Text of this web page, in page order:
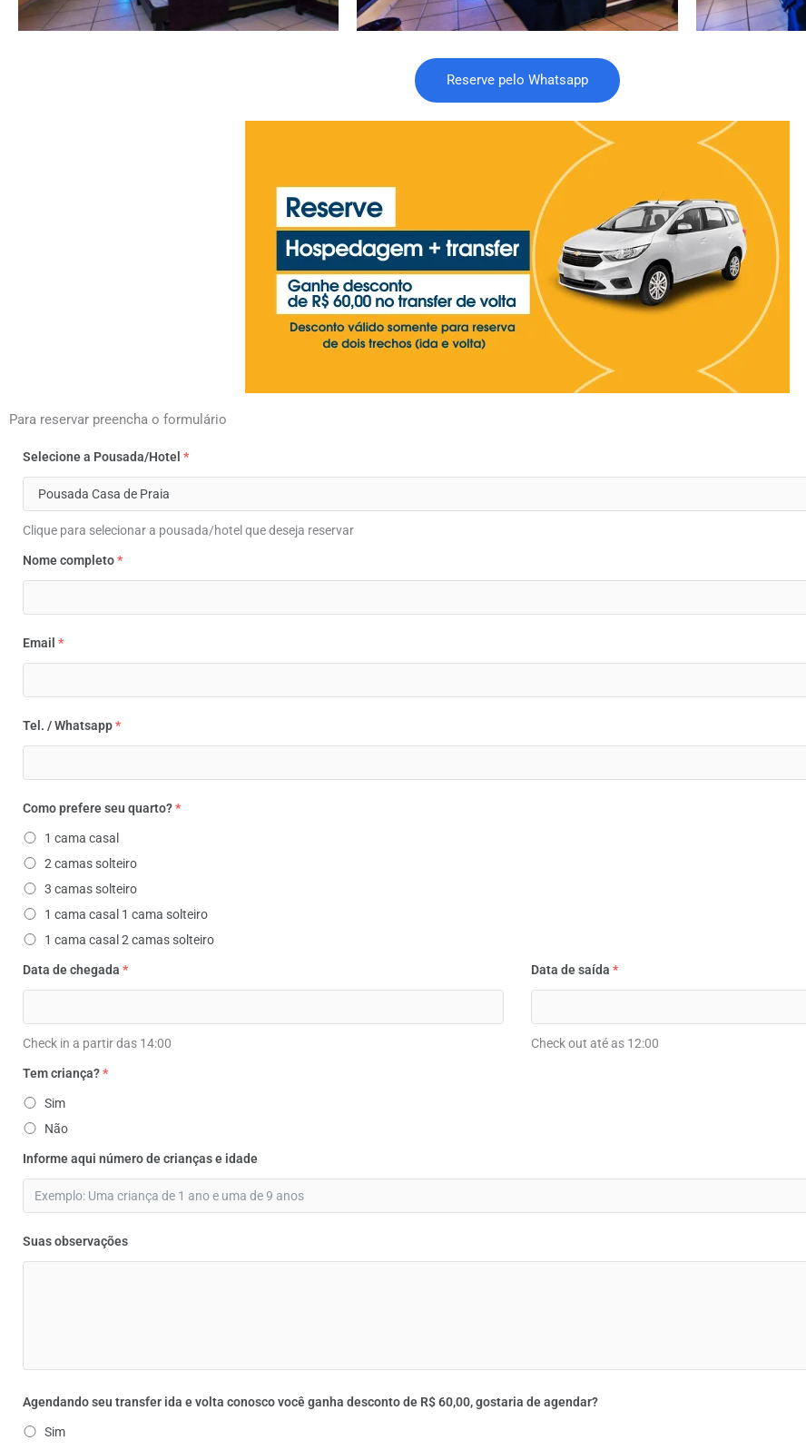
Reserve pelo Whatsapp
Para reservar preencha o formulário
Selecione a Pousada/Hotel *
Clique para selecionar a pousada/hotel que deseja reservar
Nome completo*
Email *
Tel. / Whatsapp*
Como prefere seu quarto?*
1 cama casal
2 camas solteiro
3 camas solteiro
1 cama casal 1 cama solteiro
1 cama casal 2 camas solteiro
Data de chegada *
Check in a partir das 14:00
Data de saída *
Check out até as 12:00
Tem criança?*
Sim
Não
Informe aqui número de crianças e idade
Suas observações
Agendando seu transfer ida e volta conosco você ganha desconto de R$ 60,00, gostaria de agendar?
Sim